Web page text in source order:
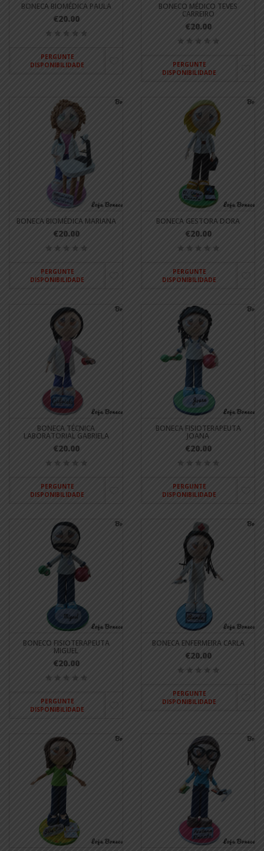
BONECA BIOMÉDICA PAULA
€20.00
PERGUNTE
DISPONIBILIDADE
BONECO MÉDICO TEVES
CARREIRO
€20.00
PERGUNTE
DISPONIBILIDADE
BONECA BIOMÉDICA MARIANA
€20.00
PERGUNTE
DISPONIBILIDADE
BONECA GESTORA DORA
€20.00
PERGUNTE
DISPONIBILIDADE
BONECA TÉCNICA
LABORATORIAL GABRIELA
€20.00
PERGUNTE
DISPONIBILIDADE
BONECA FISIOTERAPEUTA
JOANA
€20.00
PERGUNTE
DISPONIBILIDADE
BONECO FISIOTERAPEUTA
MIGUEL
€20.00
PERGUNTE
DISPONIBILIDADE
BONECA ENFERMEIRA CARLA
€20.00
PERGUNTE
DISPONIBILIDADE